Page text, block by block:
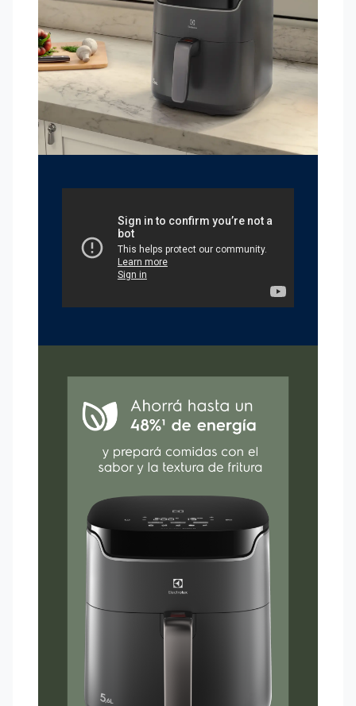
Ahorra hasta un 48%¹ de energía: Más ahorro para vos y más
sustentabilidad para el planeta.
Hornea de manera uniforme con resultados hasta un 17%² más
consistentes: Conseguí recetas aún más suaves tanto por
dentro como por fuera.
Papas fritas hasta un 10%³ más crujientes: Papas más crujientes
y deliciosas.
Hasta un 90% menos de grasa y un 50% menos de calorías4:
Prepará recetas sanas y deliciosas.
Panel digital intuitivo con 5 recetas sugeridas y 4 funciones:
cuándo es el momento de voltear los alimentos.
Función AirFry, Ideal para hornear o freír sin utilizar aceite
Función Asar: Prepará empanadas, panes y otras recetas
increíbles de forma rápida y sencilla.
modelo EAF45 en la preparación de una torta sencilla, donde
se mostró un resultado de un 18,66% más suave en la textura
interna y un 39,26% más suave en la textura externa de la
³Resultados obtenidos en pruebas internas al preparar 300 g
modelo EAF45 presenta un ahorró energetico de 48,8% en
comparación con modelos anteriores de línea en las mismas
4Basado en pruebas internas de Electrolux comparando la Air
Fryer con fritura convencional en aceite de girasol.
fritas anuales. Se necesita 1L de aceite para freír un paquete
de 500g de manera convencional, mientras que con la Air